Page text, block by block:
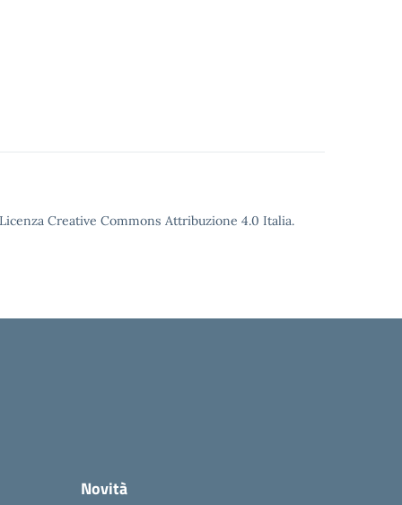
Creative Commons Attribuzione 4.0 Italia.
Novità